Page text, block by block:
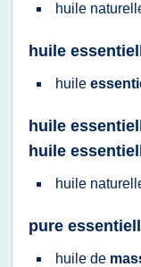
huile
huile
huile
huile
huile
huile
pure
huile de